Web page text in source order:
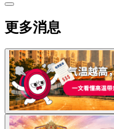
更多消息